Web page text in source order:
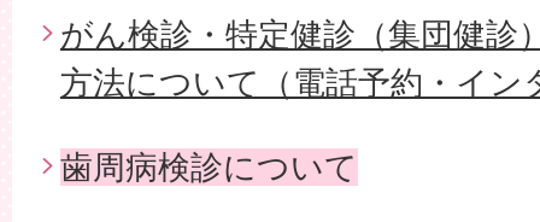
がん検診・特定健診（集団健診
方法について（電話予約・イン
歯周病検診について